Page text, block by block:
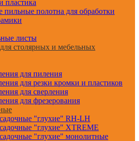
пластика
пильные полотна для обработки
листы
столярных и мебельных
для пиления
для резки кромки и пластиков
для сверления
для фрезерования
"глухие" RH-LH
"глухие" XTREME
"глухие" монолитные